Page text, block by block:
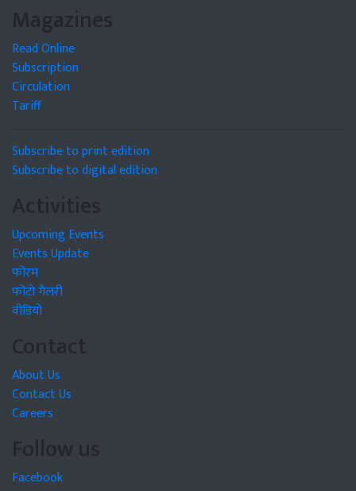
Magazines
Read Online
Subscription
Circulation
Tariff
Subscribe to print edition
Subscribe to digital edition
Activities
Upcoming Events
Events Update
फोरम
फोटो गैलरी
वीडियो
Contact
About Us
Contact Us
Careers
Follow us
Facebook